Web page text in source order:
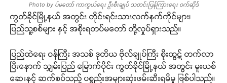
Photo by ပ်မတော် ကာကွယ်ရေး ဦးစီးချုပ် သတင်းပြန်ကြားရေး ဝက်ဆိုဒ်
ကွတ်ခိုင်မြို့နယ် အတွင်း တိုင်းရင်းသားလက်နက်ကိုင်များ၊
ပြည်သူ့စစ်များ နှင့် အစိုးရတပ်မတော် တို့လှုပ်ရှားသည်။
ပြည်ထဲရေး ဝန်ကြီး အသစ် ဒုတိယ ဗိုလ်ချုပ်ကြီး စိုးထွဋ် တက်လာ
ပြီးနောက် သျှမ်းပြည် မြောက်ပိုင်း ကွတ်ခိုင်မြို့နယ် အတွင်း မူးယစ်
ဆေးနှင့် ဆက်စပ်သည့် ပစ္စည်းအများဆုံးဖမ်းဆီးရမိမှု ဖြစ်ပါသည်။